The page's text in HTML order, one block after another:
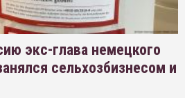
экс-глава немецкого
сельхозбизнесом и